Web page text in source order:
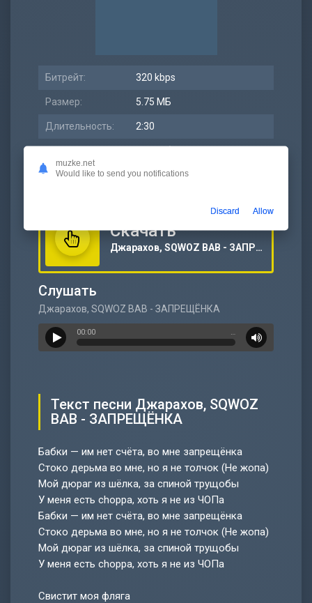
Битрейт: 320 kbps
Размер: 5.75 МБ
Длительность: 2:30
Скачать
Джарахов, SQWOZ BAB - ЗАПРЕЩЁНКА
Слушать
Джарахов, SQWOZ BAB - ЗАПРЕЩЁНКА
00:00 …
Текст песни Джарахов, SQWOZ
BAB - ЗАПРЕЩЁНКА
Бабки — им нет счёта, во мне запрещёнка
Стоко дерьма во мне, но я не толчок (Не жопа)
Мой дюраг из шёлка, за спиной трущобы
У меня есть choppa, хоть я не из ЧОПа
Бабки — им нет счёта, во мне запрещёнка
Стоко дерьма во мне, но я не толчок (Не жопа)
Мой дюраг из шёлка, за спиной трущобы
У меня есть choppa, хоть я не из ЧОПа
Свистит моя фляга
muzke.net
Would like to send you notifications
Discard Allow